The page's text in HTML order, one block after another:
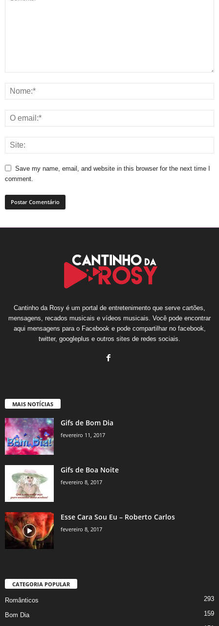
Save my name, email, and website in this browser for the next time I
comment.
Cantinho da Rosy é um portal de entretenimento que serve cartões,
mensagens, recados musicais e vídeos musicais. Você pode encontrar
aqui mensagens para o Facebook e pode compartilhar no facebook,
twitter, googleplus e outros sites de redes sociais.
MAIS NOTÍCIAS
Gifs de Bom Dia
fevereiro 11, 2017
Gifs de Boa Noite
fevereiro 8, 2017
Esse Cara Sou Eu – Roberto Carlos
fevereiro 8, 2017
CATEGORIA POPULAR
Românticos 293
Bom Dia
159